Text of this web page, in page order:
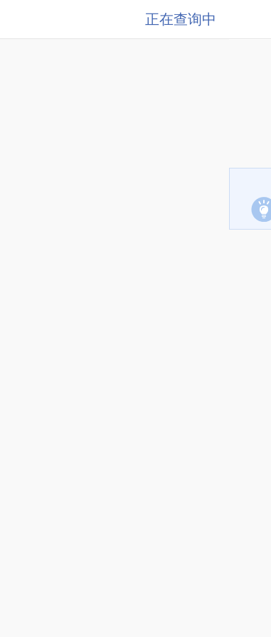
正在查询中